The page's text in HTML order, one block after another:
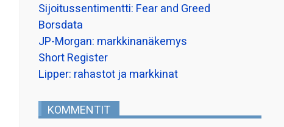
Sijoitussentimentti: Fear and Greed
Borsdata
JP-Morgan: markkinanäkemys
Short Register
Lipper: rahastot ja markkinat
KOMMENTIT